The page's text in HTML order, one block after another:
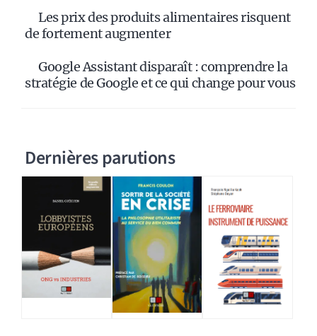
Les prix des produits alimentaires risquent
de fortement augmenter
Google Assistant disparaît : comprendre la
stratégie de Google et ce qui change pour vous
Dernières parutions